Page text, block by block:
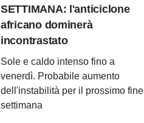
SETTIMANA: l'anticiclone
africano dominerà
incontrastato
Sole e caldo intenso fino a
venerdì. Probabile aumento
dell'instabilità per il prossimo fine
settimana